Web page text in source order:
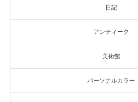
日記
アンティーク
美術館
パーソナルカラー